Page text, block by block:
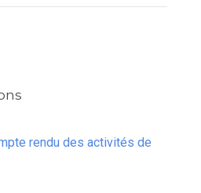
rendu des activités de